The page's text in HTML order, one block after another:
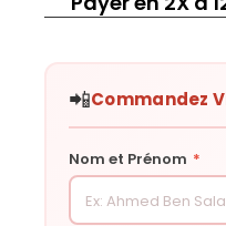
📲Commandez
Nom et Prénom *